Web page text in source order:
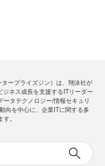
タープライズジン）は、翔泳社が
ネス成長を支援するITリーダー
ータテクノロジー/情報セキュリ
向を中心に、企業ITに関する多
。